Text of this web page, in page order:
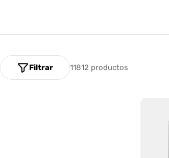
11812 productos
Filtrar